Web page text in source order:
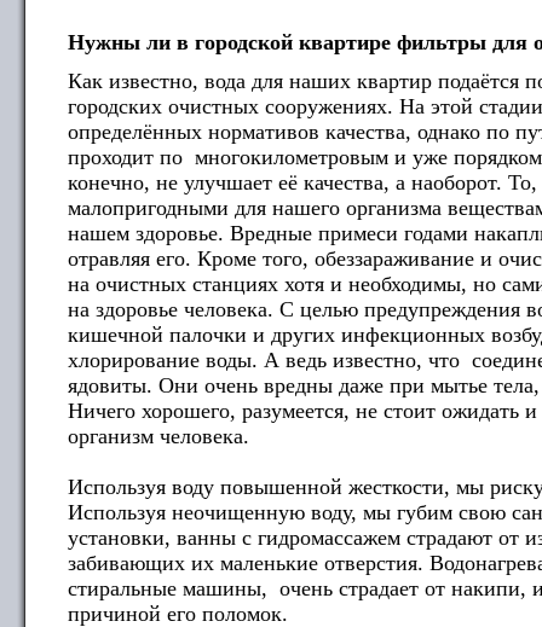
Нужны ли в городской квартире фильтры для
Как известно, вода для наших квартир подаётся
городских очистных сооружениях. На этой
определённых нормативов качества, однако по
проходит по многокилометровым и уже
конечно, не улучшает её качества, а наоборот.
малопригодными для нашего организма
нашем здоровье. Вредные примеси годами
отравляя его. Кроме того, обеззараживание и
на очистных станциях хотя и необходимы, но
на здоровье человека. С целью предупреждения
кишечной палочки и других инфекционных
хлорирование воды. А ведь известно, что
ядовиты. Они очень вредны даже при мытье
Ничего хорошего, разумеется, не стоит ожидать
организм человека.
Используя воду повышенной жесткости, мы
Используя неочищенную воду, мы губим свою
установки, ванны с гидромассажем страдают от
забивающих их маленькие отверстия.
стиральные машины, очень страдает от накипи,
причиной его поломок.